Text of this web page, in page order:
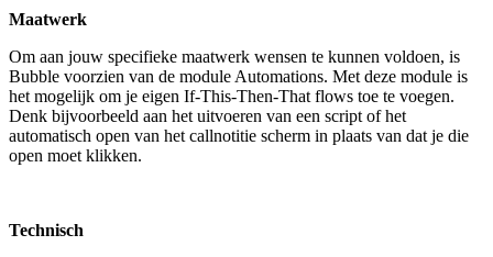
Maatwerk
Om aan jouw specifieke maatwerk wensen te kunnen voldoen, is
Bubble voorzien van de module Automations. Met deze module is
het mogelijk om je eigen If-This-Then-That flows toe te voegen.
Denk bijvoorbeeld aan het uitvoeren van een script of het
automatisch open van het callnotitie scherm in plaats van dat je die
open moet klikken.
Technisch